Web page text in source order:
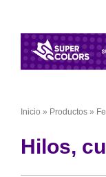
Inicio » Productos »
Hilos,